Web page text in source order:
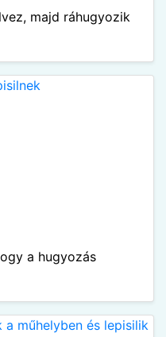
majd ráhugyozik
a hugyozás